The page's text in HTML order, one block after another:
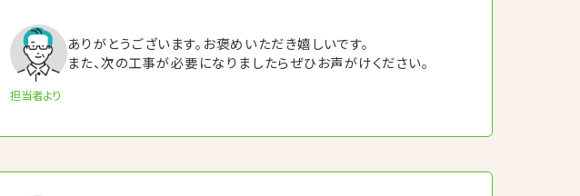
担当者より
ありがとうございます。お褒めいただき嬉しいです。
また、次の工事が必要になりましたらぜひお声がけください。